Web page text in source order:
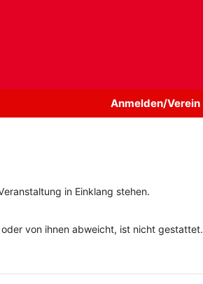
Anmelden/Verein
in Einklang stehen.
von ihnen abweicht, ist nicht gestattet.